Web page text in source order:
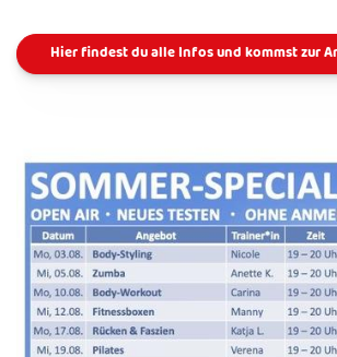
Hier findest du alle Infos und kommst zur